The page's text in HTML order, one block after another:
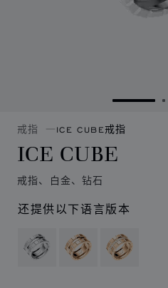
转到幻
戒指 ICE CUBE戒指
ICE CUBE
戒指、白金、钻石
还提供以下语言版本